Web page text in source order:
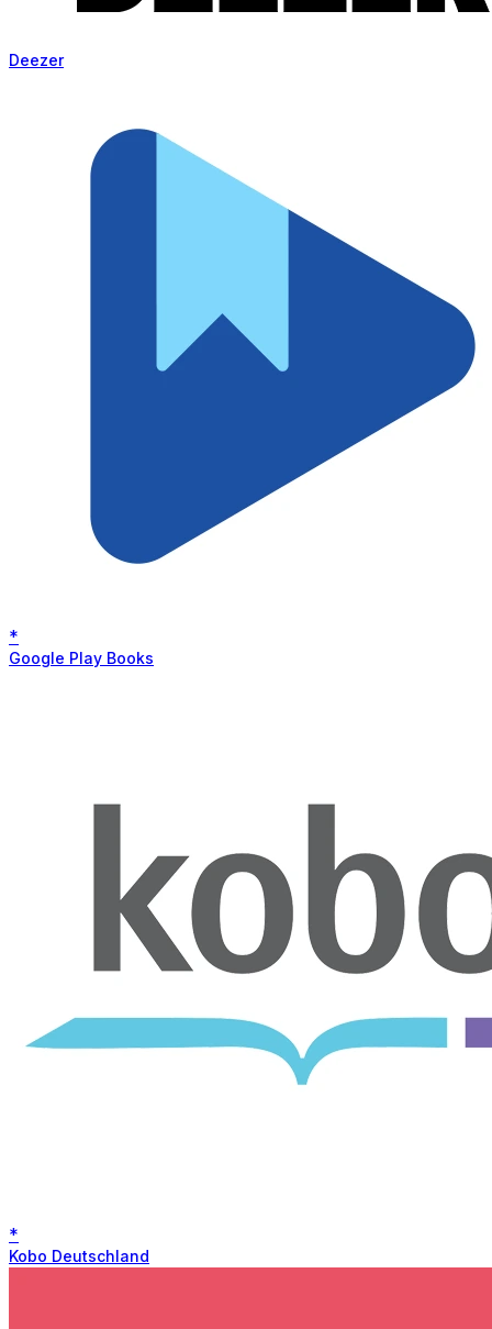
Deezer
*
Google Play Books
*
Kobo Deutschland